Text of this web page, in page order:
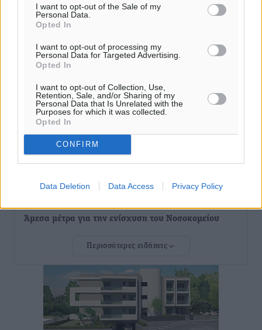
I want to opt-out of the Sale of my
Personal Data.
Opted In
I want to opt-out of processing my
Personal Data for Targeted Advertising.
Opted In
I want to opt-out of Collection, Use,
Retention, Sale, and/or Sharing of my
Personal Data that Is Unrelated with the
Purposes for which it was collected.
Opted In
CONFIRM
Data Deletion Data Access Privacy Policy
Ποιοι φοιτητές μπορούν να λάβουν ενίσχυση για
Ειδήσεις• πριν 3 ώρες
«Γιατί οι Τούρκοι συρρέουν στα ελληνικά νησιά»:
Τουρκική εφημερίδα εξηγεί τους λόγους που οι
γείτονες προτιμούν την Ελλάδα για διακοπές
Τοπικές Ειδήσεις
Πολιτιστικά• πριν 4 ώρες
Άμεσα μέτρα για την ενίσχυση του Νοσοκομείου
ανακοίνωσε ο Άδωνις Γεωργιάδης
Iατρικός Σύλλογος Ροδου προς Α. Γεωργιάδη:
Στρατηγικές Προτάσεις για την Ενίσχυση της
Δημόσιας Υγείας στη Νησιωτική Ελλάδα και στα
Περισσότερες ειδήσεις